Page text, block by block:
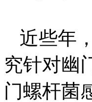
近些年
究针对幽
门螺杆菌